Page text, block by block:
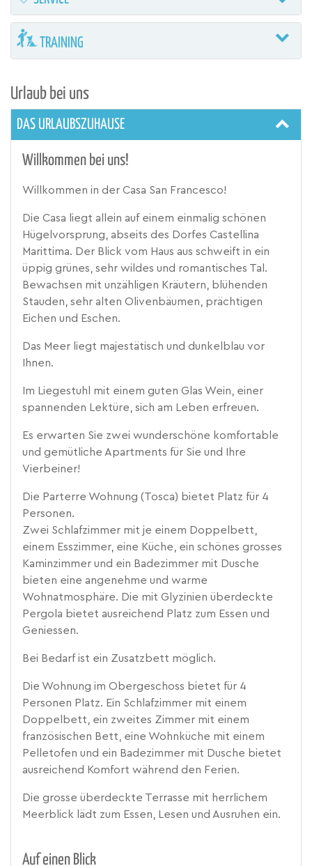
TRAINING
Urlaub bei uns
DAS URLAUBSZUHAUSE
Willkommen bei uns!
Willkommen in der Casa San Francesco!
Die Casa liegt allein auf einem einmalig schönen
Hügelvorsprung, abseits des Dorfes Castellina
Marittima. Der Blick vom Haus aus schweift in ein
üppig grünes, sehr wildes und romantisches Tal.
Bewachsen mit unzähligen Kräutern, blühenden
Stauden, sehr alten Olivenbäumen, prächtigen
Eichen und Eschen.
Das Meer liegt majestätisch und dunkelblau vor
Ihnen.
Im Liegestuhl mit einem guten Glas Wein, einer
spannenden Lektüre, sich am Leben erfreuen.
Es erwarten Sie zwei wunderschöne komfortable
und gemütliche Apartments für Sie und Ihre
Vierbeiner!
Die Parterre Wohnung (Tosca) bietet Platz für 4
Personen.
Zwei Schlafzimmer mit je einem Doppelbett,
einem Esszimmer, eine Küche, ein schönes grosses
Kaminzimmer und ein Badezimmer mit Dusche
bieten eine angenehme und warme
Wohnatmosphäre. Die mit Glyzinien überdeckte
Pergola bietet ausreichend Platz zum Essen und
Geniessen.
Bei Bedarf ist ein Zusatzbett möglich.
Die Wohnung im Obergeschoss bietet für 4
Personen Platz. Ein Schlafzimmer mit einem
Doppelbett, ein zweites Zimmer mit einem
französischen Bett, eine Wohnküche mit einem
Pelletofen und ein Badezimmer mit Dusche bietet
ausreichend Komfort während den Ferien.
Die grosse überdeckte Terrasse mit herrlichem
Meerblick lädt zum Essen, Lesen und Ausruhen ein.
Auf einen Blick